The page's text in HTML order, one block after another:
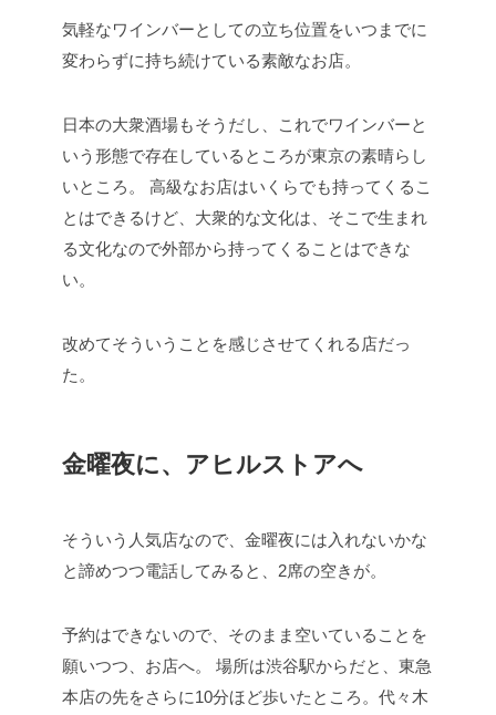
気軽なワインバーとしての立ち位置をいつまでに
変わらずに持ち続けている素敵なお店。
日本の大衆酒場もそうだし、これでワインバーと
いう形態で存在しているところが東京の素晴らし
いところ。
高級なお店はいくらでも持ってくるこ
とはできるけど、大衆的な文化は、そこで生まれ
る文化なので外部から持ってくることはできな
い。
改めてそういうことを感じさせてくれる店だっ
た。
金曜夜に、アヒルストアへ
そういう人気店なので、金曜夜には入れないかな
と諦めつつ電話してみると、2席の空きが。
予約はできないので、そのまま空いていることを
願いつつ、お店へ。
場所は渋谷駅からだと、東急
本店の先をさらに10分ほど歩いたところ。代々木